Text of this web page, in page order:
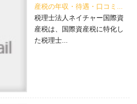
産税の年収・待遇・口コミ...
税理士法人ネイチャー国際資
産税は、国際資産税に特化し
た税理士...